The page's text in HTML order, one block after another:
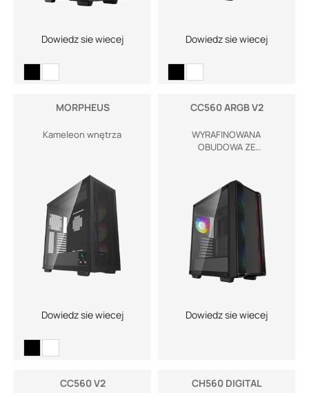
Dowiedz sie wiecej Dowiedz sie wiecej
MORPHEUS
Kameleon wnętrza
Dowiedz sie wiecej
CC560 ARGB V2
WYRAFINOWANA
OBUDOWA ZE
Dowiedz sie wiecej
CC560 V2 CH560 DIGITAL